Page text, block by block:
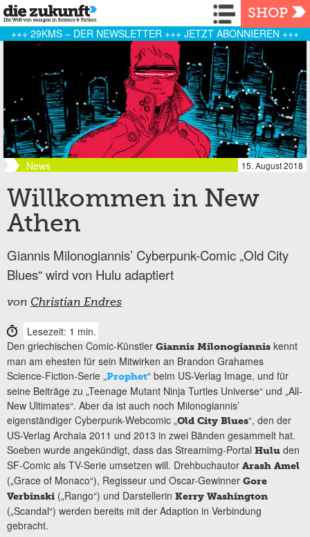
Navigation
SHOP
+++ 29KMS – DER NEWSLETTER +++ JETZT ABONNIEREN +++
News 15. August 2018
Willkommen in New
Athen
Giannis Milonogiannis’ Cyberpunk-Comic „Old City
Blues“ wird von Hulu adaptiert
von Christian Endres
Lesezeit: 1 min.
Den griechischen Comic-Künstler Giannis Milonogiannis kennt
man am ehesten für sein Mitwirken an Brandon Grahames
Science-Fiction-Serie „Prophet“ beim US-Verlag Image, und für
seine Beiträge zu „Teenage Mutant Ninja Turtles Universe“ und „All-
New Ultimates“. Aber da ist auch noch Milonogiannis’
eigenständiger Cyberpunk-Webcomic „Old City Blues“, den der
US-Verlag Archaia 2011 und 2013 in zwei Bänden gesammelt hat.
Soeben wurde angekündigt, dass das Streamimg-Portal Hulu den
SF-Comic als TV-Serie umsetzen will. Drehbuchautor Arash Amel
(„Grace of Monaco“), Regisseur und Oscar-Gewinner Gore
Verbinski („Rango“) und Darstellerin Kerry Washington
(„Scandal“) werden bereits mit der Adaption in Verbindung
gebracht.